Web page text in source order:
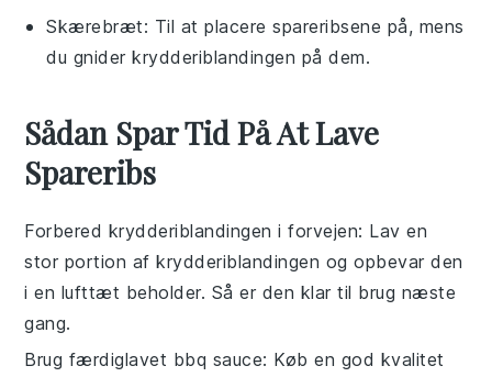
Skærebræt: Til at placere spareribsene på, mens
du gnider krydderiblandingen på dem.
Sådan Spar Tid På At Lave
Spareribs
Forbered krydderiblandingen i forvejen: Lav en
stor portion af krydderiblandingen og opbevar den
i en lufttæt beholder. Så er den klar til brug næste
gang.
Brug færdiglavet bbq sauce: Køb en god kvalitet